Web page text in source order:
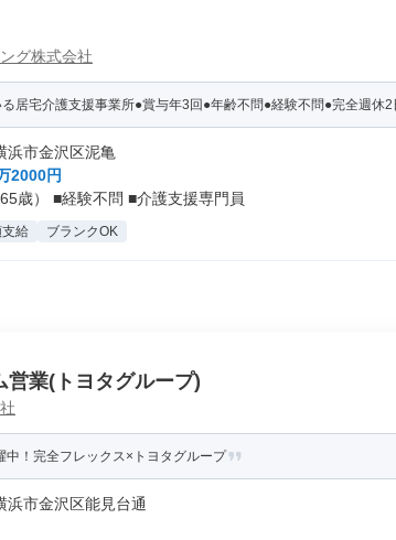
グ株式会社
居宅介護支援事業所●賞与年3回●年齢不問●経験不問●完全週休2
浜市金沢区泥亀
2000円
歳） ■経験不問 ■介護支援専門員
給 ブランクOK
営業(トヨタグループ)
中！完全フレックス×トヨタグループ
浜市金沢区能見台通